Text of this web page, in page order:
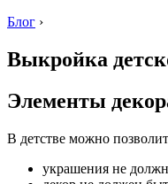
Блог ›
Выкройка
Элементы
В детстве можно
украшения не